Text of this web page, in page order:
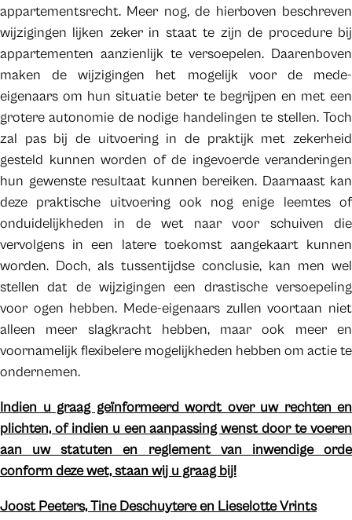
appartementsrecht. Meer nog, de hierboven beschreven
wijzigingen lijken zeker in staat te zijn de procedure bij
appartementen aanzienlijk te versoepelen. Daarenboven
maken de wijzigingen het mogelijk voor de mede-
eigenaars om hun situatie beter te begrijpen en met een
grotere autonomie de nodige handelingen te stellen. Toch
zal pas bij de uitvoering in de praktijk met zekerheid
gesteld kunnen worden of de ingevoerde veranderingen
hun gewenste resultaat kunnen bereiken. Daarnaast kan
deze praktische uitvoering ook nog enige leemtes of
onduidelijkheden in de wet naar voor schuiven die
vervolgens in een latere toekomst aangekaart kunnen
worden. Doch, als tussentijdse conclusie, kan men wel
stellen dat de wijzigingen een drastische versoepeling
voor ogen hebben. Mede-eigenaars zullen voortaan niet
alleen meer slagkracht hebben, maar ook meer en
voornamelijk flexibelere mogelijkheden hebben om actie te
ondernemen.
Indien u graag geïnformeerd wordt over uw rechten en
plichten, of indien u een aanpassing wenst door te voeren
aan uw statuten en reglement van inwendige orde
conform deze wet, staan wij u graag bij!
Joost Peeters, Tine Deschuytere en Lieselotte Vrints